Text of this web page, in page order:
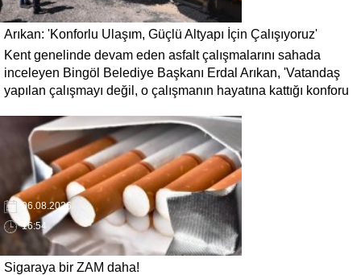
Arıkan: 'Konforlu Ulaşım, Güçlü Altyapı İçin Çalışıyoruz'
Kent genelinde devam eden asfalt çalışmalarını sahada
inceleyen Bingöl Belediye Başkanı Erdal Arıkan, 'Vatandaş
yapılan çalışmayı değil, o çalışmanın hayatına kattığı konforu
çözümleri öncelediklerini söyledi. Arıkan, bu sezon yaklaşık 40
bin ton asfalt serimi gerçekleştirileceğini belirtti.
06.08.2026
16:54
Sigaraya bir ZAM daha!